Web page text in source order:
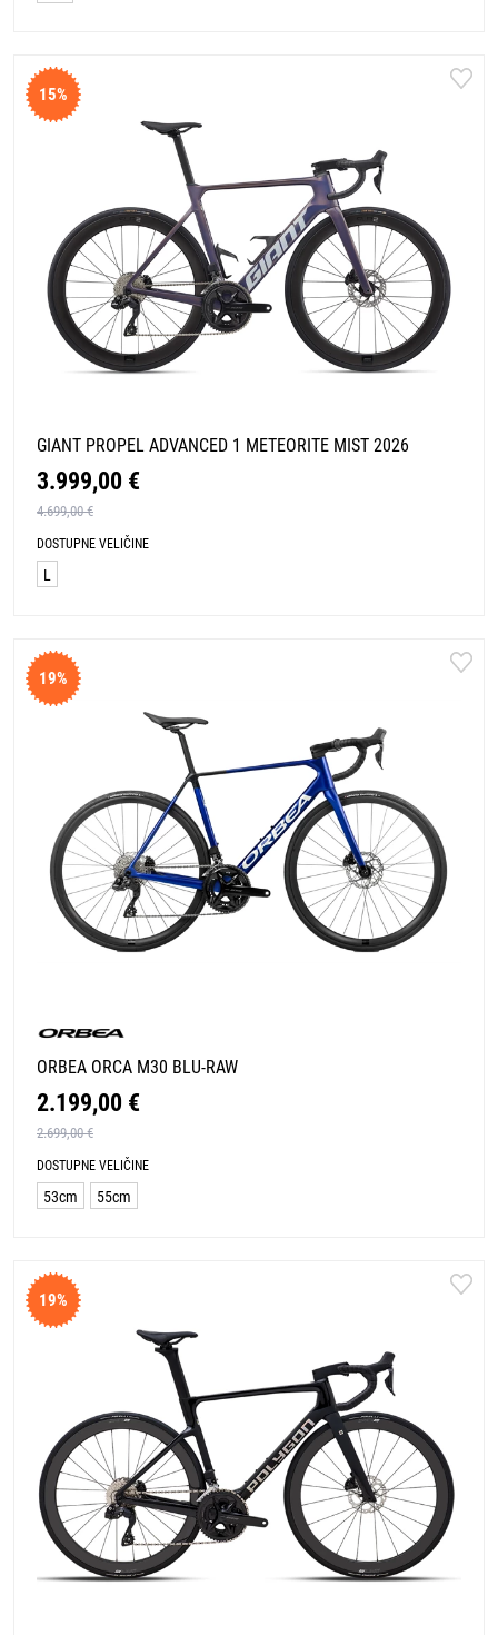
15%
GIANT PROPEL ADVANCED 1 METEORITE MIST 2026
3.999,00 €
4.699,00 €
DOSTUPNE VELIČINE
L
19%
ORBEA ORCA M30 BLU-RAW
2.199,00 €
2.699,00 €
DOSTUPNE VELIČINE
53cm 55cm
19%